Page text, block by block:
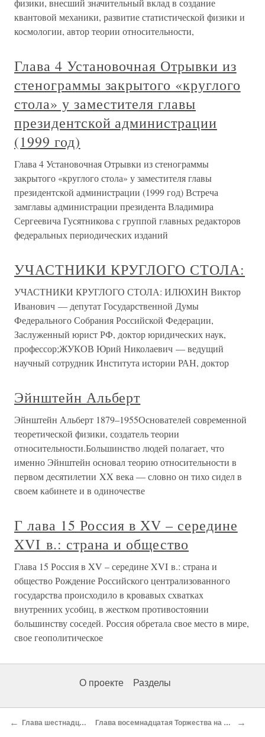
физики, внесший значительный вклад в создание
квантовой механики, развитие статистической физики и
космологии, автор теории относительности,
Глава 4 Установочная Отрывки из
стенограммы закрытого «круглого
стола» у заместителя главы
президентской администрации
(1999 год)
Глава 4 Установочная Отрывки из стенограммы
закрытого «круглого стола» у заместителя главы
президентской администрации (1999 год) Встреча
замглавы администрации президента Владимира
Сергеевича Гусятникова с группой главных редакторов
федеральных периодических изданий
УЧАСТНИКИ КРУГЛОГО СТОЛА:
УЧАСТНИКИ КРУГЛОГО СТОЛА: ИЛЮХИН Виктор
Иванович — депутат Государственной Думы
Федерального Собрания Российской Федерации,
Заслуженный юрист РФ, доктор юридических наук,
профессор;ЖУКОВ Юрий Николаевич — ведущий
научный сотрудник Института истории РАН, доктор
Эйнштейн Альберт
Эйнштейн Альберт 1879–1955Основателей современной
теоретической физики, создатель теории
относительности.Большинство людей полагает, что
именно Эйнштейн основал теорию относительности в
первом десятилетии XX века — словно он тихо сидел в
своем кабинете и в одиночестве
Г лава 15 Россия в XV – середине
XVI в.: страна и общество
Глава 15 Россия в XV – середине XVI в.: страна и
общество Рождение Российского централизованного
государства происходило в кровавых схватках
внутренних усобиц, в жестком противостоянии
большинству соседей. Россия обретала свое место в мире,
свое геополитическое
О проекте Разделы
← Глава шестнадцатая Получать ли медаль Эдисона? Нарушенная церемония. Катарин Джонсон Глава восемнадцатая Торжества на родине. Несчастный случай и его последствия. Болезнь Теслы. Вторая мировая война. Отпор фашизму — дело всех славян. Первая гвардейская имени Теслы →